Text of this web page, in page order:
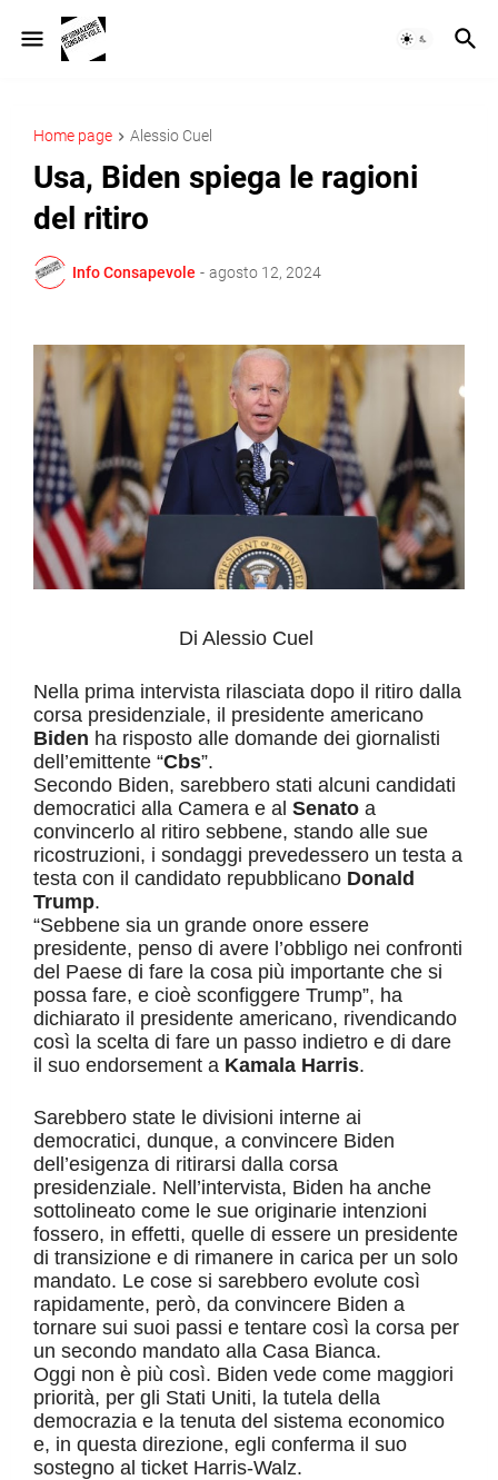
Home page Alessio Cuel
Usa, Biden spiega le ragioni
del ritiro
Info Consapevole - agosto 12, 2024
Di Alessio Cuel
Nella prima intervista rilasciata dopo il ritiro dalla
corsa presidenziale, il presidente americano
Biden ha risposto alle domande dei giornalisti
dell’emittente “Cbs”.
Secondo Biden, sarebbero stati alcuni candidati
democratici alla Camera e al Senato a
convincerlo al ritiro sebbene, stando alle sue
ricostruzioni, i sondaggi prevedessero un testa a
testa con il candidato repubblicano Donald
Trump.
“Sebbene sia un grande onore essere
presidente, penso di avere l’obbligo nei confronti
del Paese di fare la cosa più importante che si
possa fare, e cioè sconfiggere Trump”, ha
dichiarato il presidente americano, rivendicando
così la scelta di fare un passo indietro e di dare
il suo endorsement a Kamala Harris.
Sarebbero state le divisioni interne ai
democratici, dunque, a convincere Biden
dell’esigenza di ritirarsi dalla corsa
presidenziale. Nell’intervista, Biden ha anche
sottolineato come le sue originarie intenzioni
fossero, in effetti, quelle di essere un presidente
di transizione e di rimanere in carica per un solo
mandato. Le cose si sarebbero evolute così
rapidamente, però, da convincere Biden a
tornare sui suoi passi e tentare così la corsa per
un secondo mandato alla Casa Bianca.
Oggi non è più così. Biden vede come maggiori
priorità, per gli Stati Uniti, la tutela della
democrazia e la tenuta del sistema economico
e, in questa direzione, egli conferma il suo
sostegno al ticket Harris-Walz.